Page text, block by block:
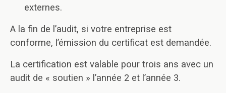
externes.
A la fin de l’audit, si votre entreprise est
conforme, l’émission du certificat est demandée.
La certification est valable pour trois ans avec un
audit de « soutien » l’année 2 et l’année 3.